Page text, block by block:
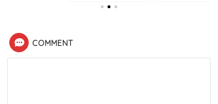
COMMENT